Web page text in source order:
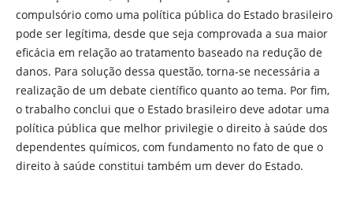
compulsório como uma política pública do Estado brasileiro
pode ser legítima, desde que seja comprovada a sua maior
eficácia em relação ao tratamento baseado na redução de
danos. Para solução dessa questão, torna-se necessária a
realização de um debate científico quanto ao tema. Por fim,
o trabalho conclui que o Estado brasileiro deve adotar uma
política pública que melhor privilegie o direito à saúde dos
dependentes químicos, com fundamento no fato de que o
direito à saúde constitui também um dever do Estado.